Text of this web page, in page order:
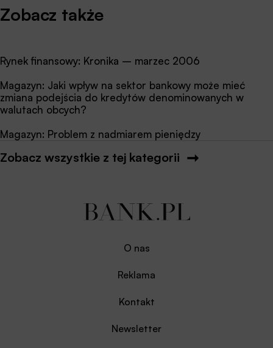
Zobacz także
Rynek finansowy: Kronika – marzec 2006
Magazyn: Jaki wpływ na sektor bankowy może mieć
zmiana podejścia do kredytów denominowanych w
walutach obcych?
Magazyn: Problem z nadmiarem pieniędzy
Zobacz wszystkie z tej kategorii
O nas
Reklama
Kontakt
Newsletter